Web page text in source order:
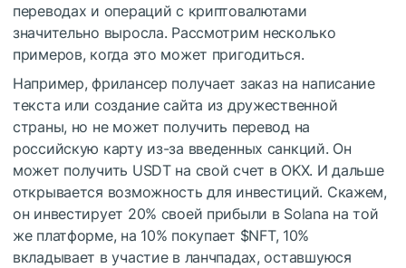
переводах и операций с криптовалютами
значительно выросла. Рассмотрим несколько
примеров, когда это может пригодиться.
Например, фрилансер получает заказ на написание
текста или создание сайта из дружественной
страны, но не может получить перевод на
российскую карту из-за введенных санкций. Он
может получить USDT на свой счет в OKX. И дальше
открывается возможность для инвестиций. Скажем,
он инвестирует 20% своей прибыли в Solana на той
же платформе, на 10% покупает $NFT, 10%
вкладывает в участие в ланчпадах, оставшуюся